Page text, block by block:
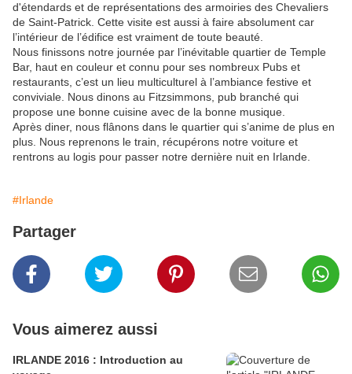
d'étendards et de représentations des armoiries des Chevaliers
de Saint-Patrick. Cette visite est aussi à faire absolument car
l’intérieur de l’édifice est vraiment de toute beauté.
Nous finissons notre journée par l’inévitable quartier de Temple
Bar, haut en couleur et connu pour ses nombreux Pubs et
restaurants, c’est un lieu multiculturel à l’ambiance festive et
conviviale. Nous dinons au Fitzsimmons, pub branché qui
propose une bonne cuisine avec de la bonne musique.
Après diner, nous flânons dans le quartier qui s’anime de plus en
plus. Nous reprenons le train, récupérons notre voiture et
rentrons au logis pour passer notre dernière nuit en Irlande.
#Irlande
Partager
Vous aimerez aussi
IRLANDE 2016 : Introduction au